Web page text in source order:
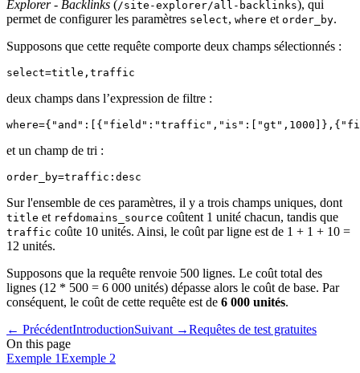
Explorer - Backlinks (/site-explorer/all-backlinks), qui
permet de configurer les paramètres select, where et order_by.
Supposons que cette requête comporte deux champs sélectionnés :
deux champs dans l’expression de filtre :
et un champ de tri :
Sur l'ensemble de ces paramètres, il y a trois champs uniques, dont
title et refdomains_source coûtent 1 unité chacun, tandis que
traffic coûte 10 unités. Ainsi, le coût par ligne est de 1 + 1 + 10 =
12 unités.
Supposons que la requête renvoie 500 lignes. Le coût total des
lignes (12 * 500 = 6 000 unités) dépasse alors le coût de base. Par
conséquent, le coût de cette requête est de 6 000 unités.
← PrécédentIntroductionSuivant →Requêtes de test gratuites
On this page
Exemple 1Exemple 2